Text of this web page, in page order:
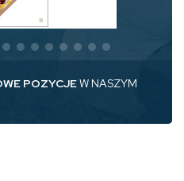
POZYCJEW NASZYM